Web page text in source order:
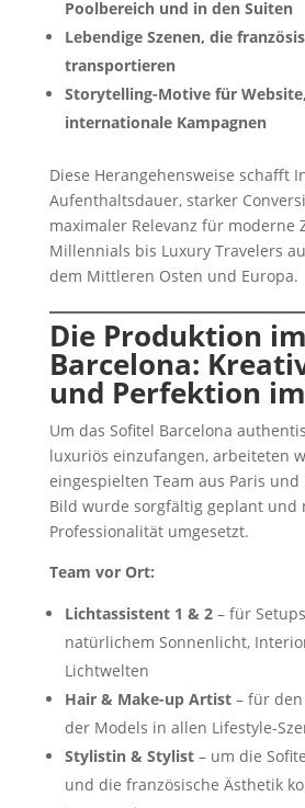
Poolbereich und in den Suiten
Lebendige Szenen, die
transportieren
Storytelling-Motive für
internationale Kampagnen
Diese Herangehensweise schafft
Aufenthaltsdauer, starker
maximaler Relevanz für moderne
Millennials bis Luxury Travelers
dem Mittleren Osten und Europa.
Die Produktion
Barcelona:
und Perfektion
Um das Sofitel Barcelona
luxuriös einzufangen, arbeiteten
eingespielten Team aus Paris und
Bild wurde sorgfältig geplant und
Professionalität umgesetzt.
Team vor Ort:
Lichtassistent 1 & 2– für
natürlichem Sonnenlicht,
Lichtwelten
Hair & Make-up Artist– für den
der Models in allen Lifestyle-
Stylistin & Stylist– um die
und die französische Ästhetik